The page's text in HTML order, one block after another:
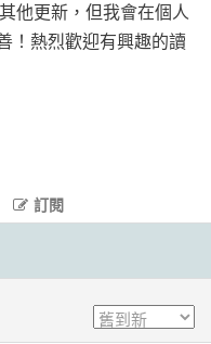
他更新，但我會在個人
！熱烈歡迎有興趣的讀
訂閱